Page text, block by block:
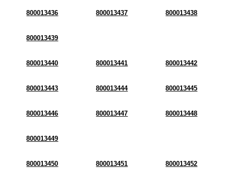
800013436 800013437 800013438
800013439
800013440 800013441 800013442
800013443 800013444 800013445
800013446 800013447 800013448
800013449
800013450 800013451 800013452